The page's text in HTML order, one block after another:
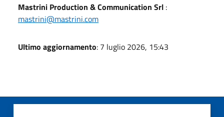
Mastrini Production & Communication Srl :
mastrini@mastrini.com
Ultimo aggiornamento: 7 luglio 2026, 15:43